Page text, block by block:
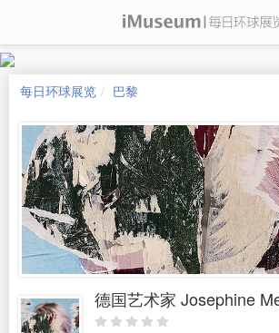
每日环球展览 巴黎
德国艺术家 Josephine